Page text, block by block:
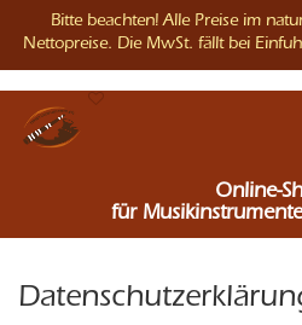
zum
Inhalt
Online-
für
Bitte beachten! Alle Preise im
Nettopreise. Die MwSt. fällt bei